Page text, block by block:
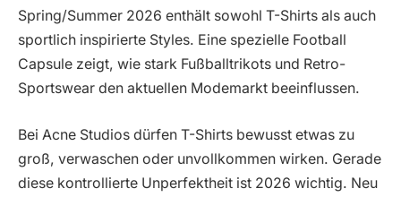
Spring/Summer 2026 enthält sowohl T-Shirts als auch
sportlich inspirierte Styles. Eine spezielle Football
Capsule zeigt, wie stark Fußballtrikots und Retro-
Sportswear den aktuellen Modemarkt beeinflussen.
Bei Acne Studios dürfen T-Shirts bewusst etwas zu
groß, verwaschen oder unvollkommen wirken. Gerade
diese kontrollierte Unperfektheit ist 2026 wichtig. Neu